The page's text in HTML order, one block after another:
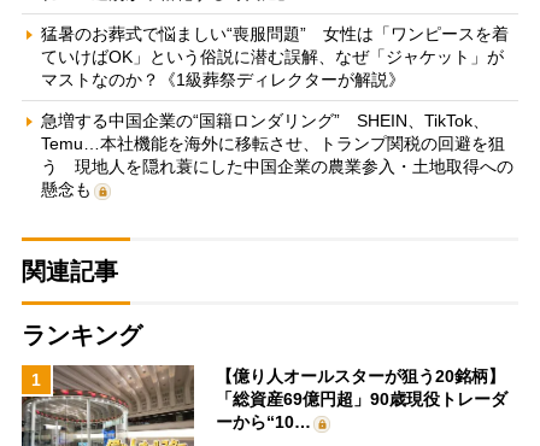
猛暑のお葬式で悩ましい“喪服問題” 女性は「ワンピースを着
ていけばOK」という俗説に潜む誤解、なぜ「ジャケット」が
マストなのか？《1級葬祭ディレクターが解説》
急増する中国企業の“国籍ロンダリング” SHEIN、TikTok、
Temu…本社機能を海外に移転させ、トランプ関税の回避を狙
う 現地人を隠れ蓑にした中国企業の農業参入・土地取得への
懸念も
関連記事
ランキング
1
【億り人オールスターが狙う20銘柄】
「総資産69億円超」90歳現役トレーダ
ーから“10…